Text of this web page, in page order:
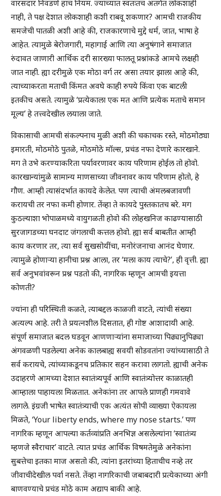
वारसदार निवडणे हाच नियम. ज्यांच्यात स्वतःतच अंतर्गत लोकशाही
नाही, ते पक्ष देशात लोकशाही कशी राबवू शकणार? आमची राजकीय
समजेची पातळी अशी आहे की, राजकारणाचे मुद्दे धर्म, जात, भाषा हे
आहेत. त्यामुळे बेरोजगारी, महागाई आणि त्या अनुषंगाने समाजात
रुंदावत जाणारी आर्थिक दरी सारख्या फालतू प्रश्नांकडे आमचे लक्षही
जात नाही. ह्या दरीमुळे एक मोठा वर्ग तर असा तयार झाला आहे की,
त्याच्याकरता मताची किंमत अवघे काही रुपये किंवा एक बाटली
इतकीच असते. त्यामुळे ‘प्रत्येकाला एक मत आणि प्रत्येक मताचे समान
मूल्य’ हे तत्त्वदेखील लयाला जाते.
विकासाची आमची संकल्पनाच मुळी अशी की चकाचक रस्ते, मोठमोठ्या
इमारती, मोठमोठे पुतळे, मोठमोठे मॉल्स, प्रचंड नफा देणारे कारखाने.
मग ते उभे करण्याकरिता पर्यावरणावर काय परिणाम होईल तो होवो.
कारखान्यांमुळे सामान्य माणसाच्या जीवनावर काय परिणाम होतो, हे
गौण. आम्ही त्यासंदर्भात कायदे केलेत. पण त्याची अंमलबजावणी
करायची तर नफा कमी होणार. तेंव्हा ते कायदे पुस्तकातच बरे. मग
कुठल्याशा भोपाळमध्ये वायुगळती होवो की लोहखनिज काढण्यासाठी
सुरजागडच्या घनदाट जंगलाची कत्तल होवो. ह्या सर्व बाबतीत आम्ही
काय करणार तर, त्या सर्व सुखसोयींचा, मनोरंजनाचा आनंद घेणार.
त्यामुळे होणाऱ्या हानीचा प्रश्न आला, तर ‘मला काय त्याचे?’, ही वृत्ती. ह्या
सर्व अनुभवांवरून प्रश्न पडतो की, नागरिक म्हणून आमची इयत्ता
कोणती?
ज्यांना ही परिस्थिती कळते, त्याबद्दल काळजी वाटते, त्यांची संख्या
अत्यल्प आहे. तरी ते प्रयत्नशील दिसतात, ही गोष्ट आशादायी आहे.
संपूर्ण समाजात बदल घडवून आणणाऱ्यांना समाजाच्या पिढ्यानुपिढ्या
अंगवळणी पडलेल्या अनेक कालबाह्य सवयी सोडवतांना ज्यांच्यासाठी ते
सर्व करायचे, त्यांच्याकडूनच प्रतिकार सहन करावा लागतो. ह्याची अनेक
उदाहरणे आमच्या देशात स्वातंत्र्यपूर्व आणि स्वातंत्र्योत्तर काळातही
आम्हाला पाहायला मिळतात. अनेकांना तर आपले प्राणही गमवावे
लागले. इंग्रजी भाषेत स्वातंत्र्याची एक अत्यंत सोपी व्याख्या ऐकायला
मिळते, ‘Your liberty ends, where my nose starts.’ पण
नागरिक म्हणून आपल्या कर्तव्यांप्रति अनभिज्ञ असलेल्यांना ‘स्वातंत्र्य
म्हणजे स्वैराचार’ वाटते. त्यात प्रचंड आर्थिक विषमतेमुळे अनेकांना
सुबत्तेचा इतका माज असतो की, त्यांना इतरांच्या हिताचीच नव्हे तर
जीवाचीदेखील पर्वा नसते. तेंव्हा नागरिकाची जबाबदारी प्रत्येकाच्या अंगी
बाणवण्याचे प्रचंड मोठे काम अद्याप बाकी आहे.